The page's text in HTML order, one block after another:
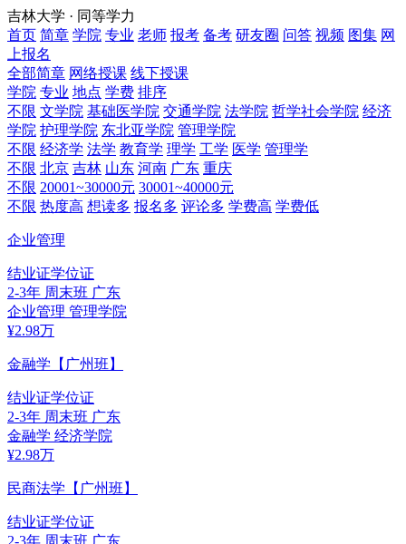
吉林大学 · 同等学力
首页 简章 学院 专业 老师 报考 备考 研友圈 问答 视频 图集 网
上报名
全部简章 网络授课 线下授课
学院 专业 地点 学费 排序
不限 文学院 基础医学院 交通学院 法学院 哲学社会学院 经济
学院 护理学院 东北亚学院 管理学院
不限 经济学 法学 教育学 理学 工学 医学 管理学
不限 北京 吉林 山东 河南 广东 重庆
不限 20001~30000元 30001~40000元
不限 热度高 想读多 报名多 评论多 学费高 学费低
企业管理
结业证学位证
2-3年 周末班 广东
企业管理 管理学院
¥2.98万
金融学【广州班】
结业证学位证
2-3年 周末班 广东
金融学 经济学院
¥2.98万
民商法学【广州班】
结业证学位证
2-3年 周末班 广东